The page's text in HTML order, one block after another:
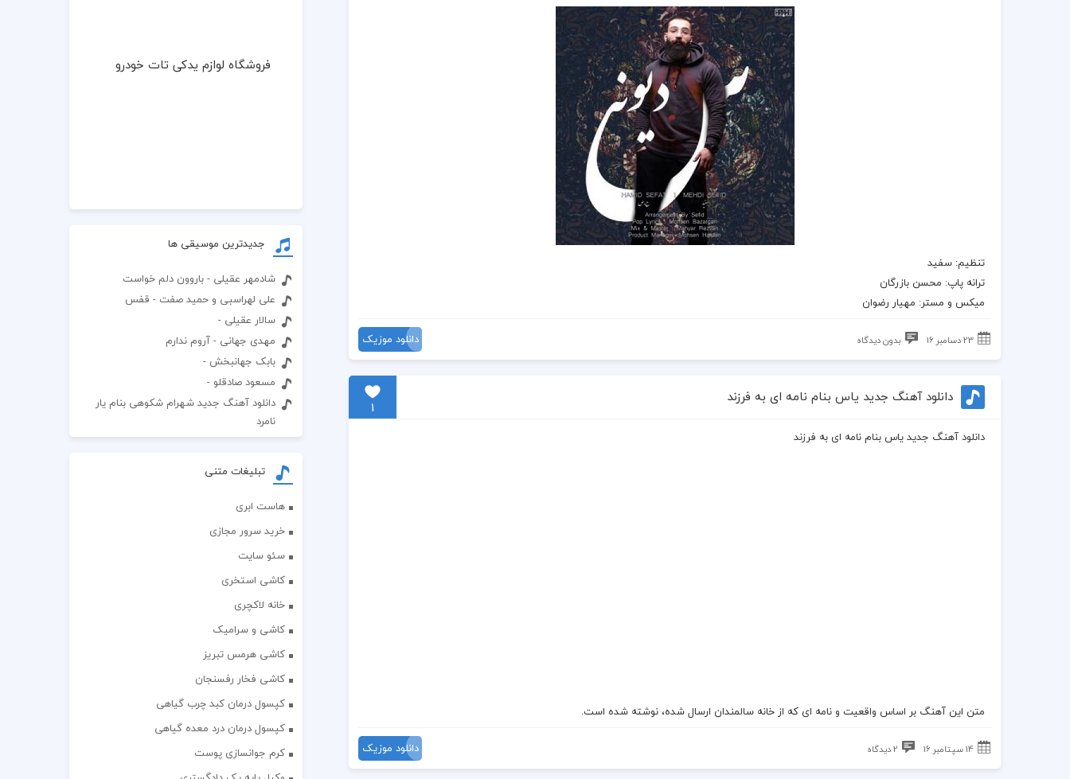
تنظیم:‌ سفید
ترانه پاپ:‌ محسن بازرگان
میکس و مستر:‌ مهیار رضوان
23 دسامبر 16 بدون دیدگاه دانلود موزیک
دانلود آهنگ جدید یاس بنام نامه ای به فرزند
1
دانلود آهنگ جدید یاس بنام نامه ای به فرزند
متن این آهنگ بر اساس واقعیت و نامه ای که از خانه سالمندان ارسال شده، نوشته شده است.
14 سپتامبر 16 2 دیدگاه دانلود موزیک
فروشگاه لوازم یدکی تات خودرو
جدیدترین موسیقی ها
شادمهر عقیلی - باروون دلم خواست
علی لهراسبی و حمید صفت - قفس
سالار عقیلی -
مهدی جهانی - آروم ندارم
بابک جهانبخش -
مسعود صادقلو -
دانلود آهنگ جدید شهرام شکوهی بنام یار
نامرد
تبلیغات متنی
هاست ابری
خرید سرور مجازی
سئو سایت
کاشی استخری
خانه لاکچری
کاشی و سرامیک
کاشی هرمس تبریز
کاشی فخار رفسنجان
کپسول درمان کبد چرب گیاهی
کپسول درمان درد معده گیاهی
کرم جوانسازی پوست